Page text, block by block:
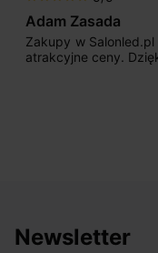
duży wybór i
doradztwo!
Newsletter